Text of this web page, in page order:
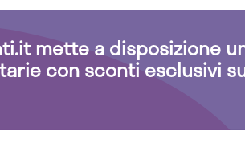
mette a disposizione
con sconti esclusivi